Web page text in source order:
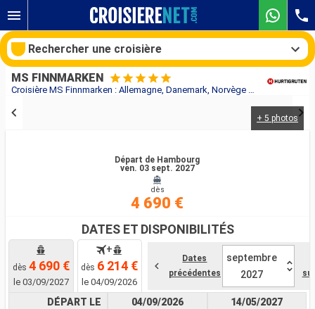
Croisière MS Finnmarken : Allemagne, Danemark, Norvège au départ de Hambourg
MS FINNMARKEN
+ 5 photos
Départ de Hambourg
ven. 03 sept. 2027
dès
4 690 €
DATES ET DISPONIBILITÉS
dès 4 690 €
le 03/09/2027
+
dès 6 214 €
le 04/09/2026
Dates
précédentes
septembre
2027
DÉPART LE
04/09/2026
14/05/2027
Rechercher une croisière
Rechercher